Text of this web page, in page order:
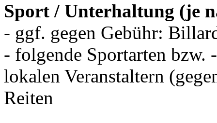
Sport / Unterhaltung (je
- ggf. gegen Gebühr:
- folgende Sportarten bzw.
lokalen Veranstaltern
Reiten